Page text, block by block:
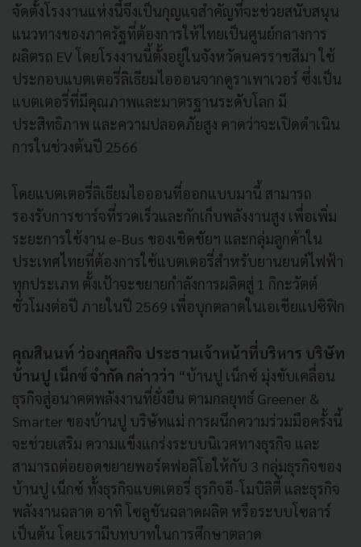
จัดตั้งโรงงานแห่งนี้จึงเป็นกุญแจสำคัญที่จะช่วยสนับสนุน
แนวทางของภาครัฐที่ต้องการให้ไทยเป็นศูนย์กลางการ
ผลิตรถ EV โดยโรงงานนี้ตั้งอยู่ในจังหวัดนครราชสีมา ใช้
ประกอบแบตเตอรี่ลิเธียมไอออนจากดูราเพาเวอร์ ซึ่งเป็น
แบตเตอรี่ที่มีคุณภาพและมาตรฐานระดับโลก มี
ประสิทธิภาพ และความปลอดภัยสูง คาดว่าจะเปิดดำเนิน
การในช่วงต้นปี 2566
โดยแบตเตอรี่ลิเธียมไอออนที่ออกแบบมานี้ สามารถ
รองรับการชาร์จที่รวดเร็วและกักเก็บพลังงานสูง เพื่อเพิ่ม
ระยะการใช้งาน e-Bus ของเชิดชัยฯ และกลุ่มลูกค้าใน
ประเทศไทยที่ต้องการใช้แบตเตอรี่สำหรับยานยนต์ไฟฟ้า
ทุกประเภท ตั้งเป้าจะขยายกำลังการผลิตสู่ 1 กิกะวัตต์
ชั่วโมงต่อปี ภายในปี 2569 เพื่อบุกตลาดในเอเชียแปซิฟิก
คุณสินนท์ ว่องกุศลกิจ ประธานเจ้าหน้าที่บริหาร บริษัท
บ้านปู เน็กซ์ จำกัด กล่าวว่า “บ้านปู เน็กซ์ มุ่งขับเคลื่อน
ธุรกิจสู่อนาคตพลังงานที่ยั่งยืน ตามกลยุทธ์ Greener &
Smarter ของบ้านปู บริษัทแม่ การผนึกความร่วมมือครั้งนี้
จะช่วยเสริม ความแข็งแกร่งระบบนิเวศทางธุรกิจ และ
สามารถต่อยอดขยายพอร์ตฟอลิโอให้กับ 3 กลุ่มธุรกิจของ
บ้านปู เน็กซ์ ทั้งธุรกิจแบตเตอรี่ ธุรกิจอี-โมบิลิตี้ และธุรกิจ
พลังงานฉลาด อาทิ โซลูชันฉลาดผลิต หรือระบบโซลาร์
เป็นต้น โดยเรามีบทบาทในการศึกษาตลาด